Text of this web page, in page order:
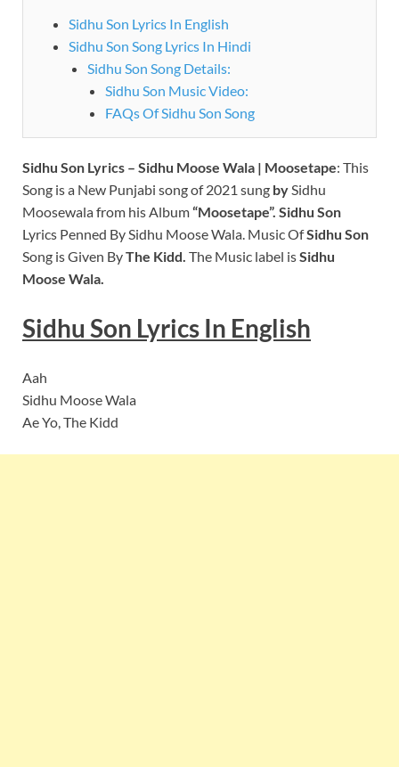
Sidhu Son Lyrics In English
Sidhu Son Song Lyrics In Hindi
Sidhu Son Song Details:
Sidhu Son Music Video:
FAQs Of Sidhu Son Song
Sidhu Son Lyrics – Sidhu Moose Wala | Moosetape: This
Song is a New Punjabi song of 2021 sung bySidhu
Moosewala from his Album“Moosetape”. Sidhu Son
Lyrics Penned By Sidhu Moose Wala. Music OfSidhu Son
Song is Given ByThe Kidd. The Music label isSidhu
Moose Wala.
Sidhu Son Lyrics In English
Aah
Sidhu Moose Wala
Ae Yo, The Kidd